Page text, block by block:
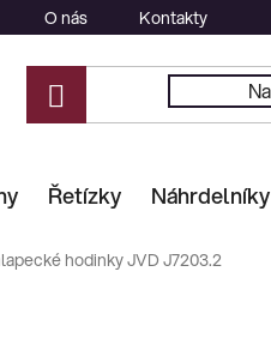
O nás Kontakty
Řetízky Náhrdelníky
hodinky JVD J7203.2